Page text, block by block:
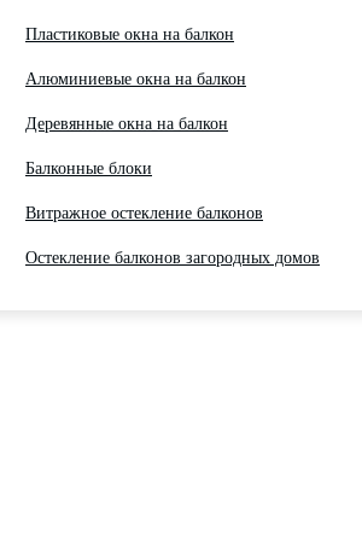
Пластиковые окна на балкон
Алюминиевые окна на балкон
Деревянные окна на балкон
Балконные блоки
Витражное остекление балконов
Остекление балконов загородных домов